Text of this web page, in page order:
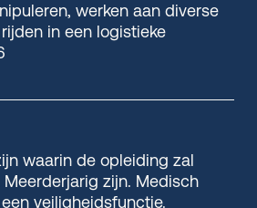
werken aan diverse
in een logistieke
waarin de opleiding zal
zijn. Medisch
veiligheidsfunctie.